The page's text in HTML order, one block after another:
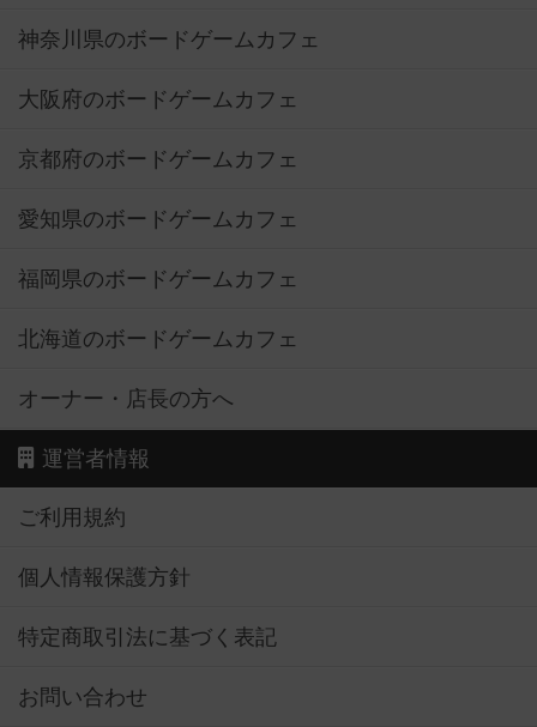
神奈川県のボードゲームカフェ
大阪府のボードゲームカフェ
京都府のボードゲームカフェ
愛知県のボードゲームカフェ
福岡県のボードゲームカフェ
北海道のボードゲームカフェ
オーナー・店長の方へ
運営者情報
ご利用規約
個人情報保護方針
特定商取引法に基づく表記
お問い合わせ